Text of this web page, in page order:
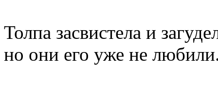
Толпа засвистела и
но они его уже не